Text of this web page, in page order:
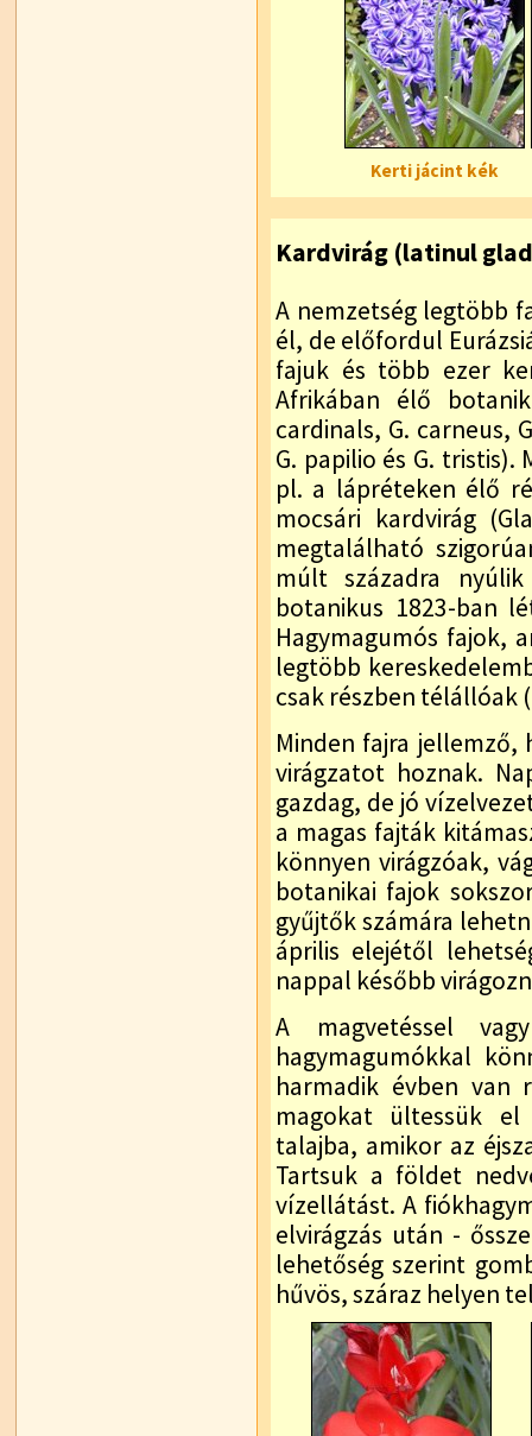
Kerti jácint kék
Kardvirág (latinul
A nemzetség legtöbb
él, de előfordul
fajuk és több ezer
Afrikában élő
cardinals, G. carneus,
G. papilio és G. tristis).
pl. a lápréteken élő
mocsári kardvirág
megtalálható
múlt századra
botanikus 1823-ban
Hagymagumós fajok,
legtöbb
csak részben télállóak
Minden fajra
virágzatot hoznak.
gazdag, de jó
a magas fajták
könnyen virágzóak,
botanikai fajok
gyűjtők számára
április elejétől
nappal később
A magvetéssel
hagymagumókkal
harmadik évben van
magokat ültessük
talajba, amikor az
Tartsuk a földet
vízellátást. A
elvirágzás után -
lehetőség szerint
hűvös, száraz helyen